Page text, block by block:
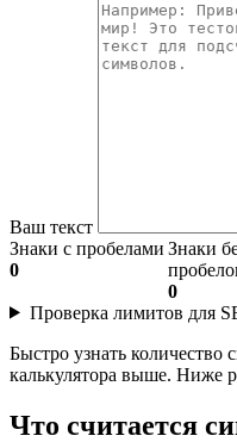
Ваш текст
Знаки с пробелами
0
Знаки
0
Проверка лимитов для
Быстро узнать количество
калькулятора выше. Ниже
Что считается